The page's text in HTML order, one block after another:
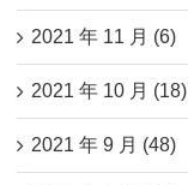
2021 年 11 月 (6)
2021 年 10 月 (18)
2021 年 9 月 (48)